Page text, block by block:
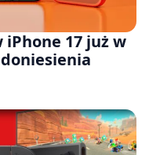
17 już w